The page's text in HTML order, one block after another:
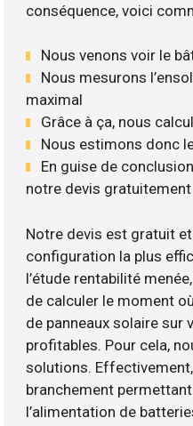
conséquence, voici
Nous venons voir le
Nous mesurons
maximal
Grâce à ça, nous
Nous estimons donc
En guise de
notre devis gratuitement
Notre devis est gratuit
configuration la plus
l’étude rentabilité
de calculer le moment
de panneaux solaire
profitables. Pour cela,
solutions.
branchement
l’alimentation de